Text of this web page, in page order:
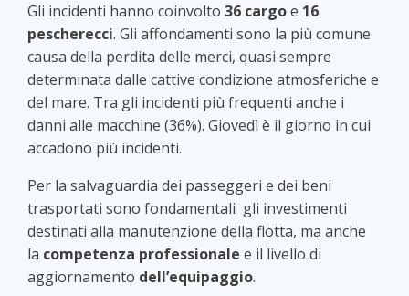
Gli incidenti hanno coinvolto 36 cargoe 16
pescherecci. Gli affondamenti sono la più comune
causa della perdita delle merci, quasi sempre
determinata dalle cattive condizione atmosferiche e
del mare. Tra gli incidenti più frequenti anche i
danni alle macchine (36%). Giovedì è il giorno in cui
accadono più incidenti.
Per la salvaguardia dei passeggeri e dei beni
trasportati sono fondamentali gli investimenti
destinati alla manutenzione della flotta, ma anche
la competenza professionale e il livello di
aggiornamento dell’equipaggio.